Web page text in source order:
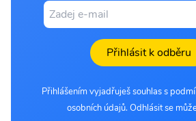
Přihlásit k odběru
Přihlášením vyjadřuješ souhlas s
osobních údajů. Odhlásit se